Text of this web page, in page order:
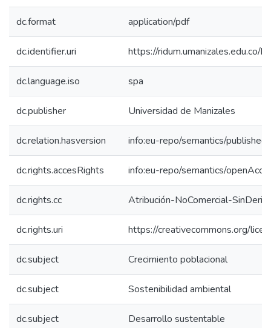
dc.format application/pdf
dc.identifier.uri https://
dc.language.iso spa
dc.publisher Universidad de Manizales
dc.relation.hasversion info:eu-repo/semantics/
dc.rights.accesRights info:eu-repo/semantics/
dc.rights.cc Atribución-NoComercial-
dc.rights.uri https://creativecommons.org/
dc.subject Crecimiento poblacional
dc.subject Sostenibilidad ambiental
dc.subject Desarrollo sustentable